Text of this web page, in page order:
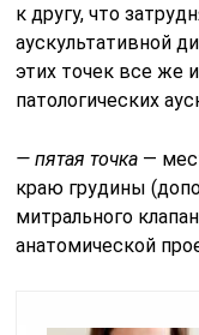
к другу, что
аускультативной
этих точек все же
патологических
— пятая точка —
краю грудины
митрального
анатомической